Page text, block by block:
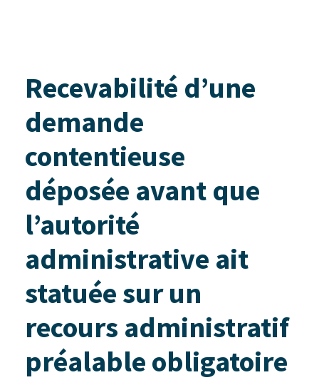
Recevabilité d’une
demande
contentieuse
déposée avant que
l’autorité
administrative ait
statuée sur un
recours administratif
préalable obligatoire